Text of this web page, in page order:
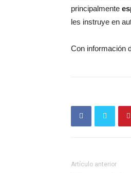
principalmente
les instruye en
Con información
Artículo anterior